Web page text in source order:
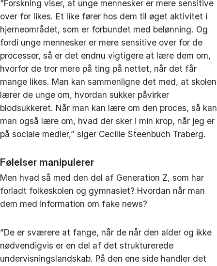
”Forskning viser, at unge mennesker er mere sensitive
over for likes. Et like fører hos dem til øget aktivitet i
hjerneområdet, som er forbundet med belønning. Og
fordi unge mennesker er mere sensitive over for de
processer, så er det endnu vigtigere at lære dem om,
hvorfor de tror mere på ting på nettet, når det får
mange likes. Man kan sammenligne det med, at skolen
lærer de unge om, hvordan sukker påvirker
blodsukkeret. Når man kan lære om den proces, så kan
man også lære om, hvad der sker i min krop, når jeg er
på sociale medier,” siger Cecilie Steenbuch Traberg.
Følelser manipulerer
Men hvad så med den del af Generation Z, som har
forladt folkeskolen og gymnasiet? Hvordan når man
dem med information om fake news?
”De er sværere at fange, når de når den alder og ikke
nødvendigvis er en del af det strukturerede
undervisningslandskab. På den ene side handler det